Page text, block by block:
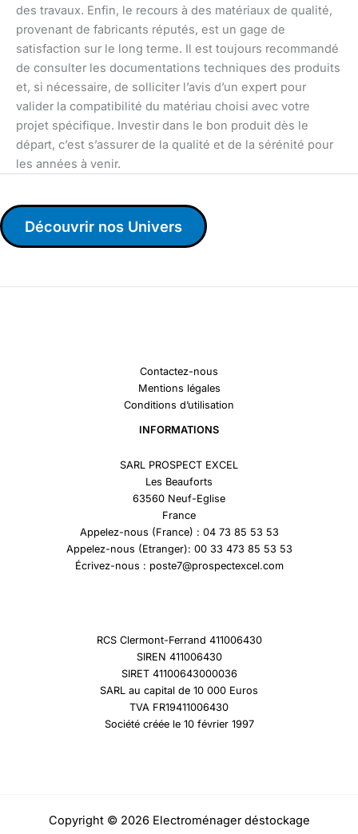
des travaux. Enfin, le recours à des matériaux de qualité,
provenant de fabricants réputés, est un gage de
satisfaction sur le long terme. Il est toujours recommandé
de consulter les documentations techniques des produits
et, si nécessaire, de solliciter l’avis d’un expert pour
valider la compatibilité du matériau choisi avec votre
projet spécifique. Investir dans le bon produit dès le
départ, c’est s’assurer de la qualité et de la sérénité pour
les années à venir.
Découvrir nos Univers
Contactez-nous
Mentions légales
Conditions d’utilisation
INFORMATIONS
SARL PROSPECT EXCEL
Les Beauforts
63560 Neuf-Eglise
France
Appelez-nous (France) : 04 73 85 53 53
Appelez-nous (Etranger): 00 33 473 85 53 53
Écrivez-nous : poste7@prospectexcel.com
RCS Clermont-Ferrand 411006430
SIREN 411006430
SIRET 41100643000036
SARL au capital de 10 000 Euros
TVA FR19411006430
Société créée le 10 février 1997
Copyright © 2026 Electroménager déstockage